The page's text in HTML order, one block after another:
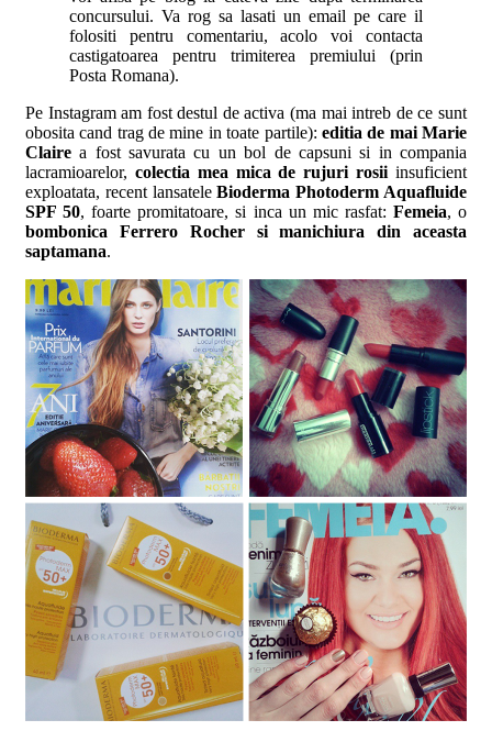
concursului. Va rog sa lasati un email pe care il
folositi pentru comentariu, acolo voi contacta
castigatoarea pentru trimiterea premiului (prin
Posta Romana).
Pe Instagram am fost destul de activa (ma mai intreb de ce sunt
obosita cand trag de mine in toate partile): editia de mai Marie
Claire a fost savurata cu un bol de capsuni si in compania
lacramioarelor, colectia mea mica de rujuri rosiiinsuficient
exploatata, recent lansateleBioderma Photoderm Aquafluide
SPF 50, foarte promitatoare, si inca un mic rasfat: Femeia, o
bombonica Ferrero Rocher si manichiura din aceasta
saptamana.